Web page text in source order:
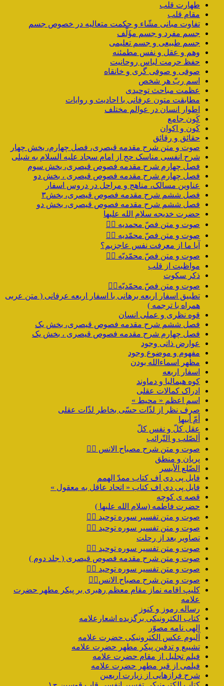
طهارت قلب
مقام قلب
تفاوت مبانی مشّاء و حکمت متعالیه در خصوص جسم
جسم مفرد و جسم مؤَلَّف
جسم طبیعی و جسم تعلیمی
وهم و عقل و نفس مطمئنه
حفظ حرمت لباس روحانیت
صوفی و صوفی گری و خانقاه
اسم ربّ هر شخص
عظمت مباحث توحیدی
مطابقت متون عرفانی با احادیث و روایات
اطوار انسان در عوالم مختلف
کَون جامع
کَون و اکوان
حقائق و رقائق
صوت و متن شرح مقدمه قیصری، فصل چهارم، بخش چهار
شرح انفسی مناسک حج از امام سجاد علیه السلام به شبلی
فصل چهارم شرح مقدمه فصوص قیصری، بخش سوم
فصل چهارم شرح مقدمه فصوص قیصری ، بخش دو
عناوین مسالک، مناهج و مراحل در دروس اسفار
فصل ششم شرح مقدمه فصوص قیصری، بخش۳
فصل ششم شرح مقدمه فصوص قیصری، بخش دو
حضرت خدیجه سلام الله علیها
صوت و متن فصّ محمدیه ۴️⃣
صوت و متن فصّ محمّدیه ۳️⃣
آیا ما از معرفت نفس عاجزیم؟
صوت و متن فصّ محمّدیّه ۲️⃣
مواظبت از قلب
ذکر سکوت
صوت و متن فصّ محمّدیّه۱️⃣
تطبیق اسفار اربعه برهانی با اسفار اربعه عرفانی ( متن عربی
همراه با ترجمه )
قوه نظری و عملی انسان
فصل ششم شرح مقدمه فصوص قیصری، بخش یک
فصل چهارم شرح مقدمه فصوص قیصری ، بخش یک
عوارض ذاتی وجود
مفهوم و موضوع وجود
مظهر اسماءالله بودن
اسفار اربعه
کوه هیمالیا و دماوند
ادراک کمالات عقلی
اسم اعظم « محیط »
صرف نظر از لذّات حسّی بخاطر لذّات عقلی
أمّ أبیها
عقل کلّ و نفس کلّ
ألصّلب و التّرائب
صوت و متن شرح مصباح الانس ۹️⃣
پریان و منطق
الضّلع الأیسر
فایل پی دی اف کتاب ممدّ الهمم
فایل پی دی اف کتاب « اتحاد عاقل به معقول »
قصه ی کوچه
حضرت فاطمه (سلام الله علیها )
صوت و متن تفسیر سوره توحید ۴️⃣
صوت و متن تفسیر سوره توحید ۳️⃣
تصاویر بعد از رحلت
صوت و متن تفسیر سوره توحید ۲️⃣
صوت و متن شرح مقدمه فصوص قیصری ( جلد دوم )
صوت و متن تفسیر سوره توحید ۱️⃣
صوت و متن شرح مصباح الانس۸⃣
کلیپ اقامه نماز مقام معظم رهبری بر پیکر مطهر حضرت
علامه
رساله رموز و کنوز
کتاب الکترونیکی برگزیده اشعارعلامه
الهی نامه مصوّر
آلبوم عکس الکترونیکی حضرت علامه
تشییع و تدفین پیکر مطهر حضرت علامه
فیلم تجلیل از مقام حضرت علامه
فیلمی از قبر مطهر حضرت علامه
شرح فرازهایی از زیارت اربعین